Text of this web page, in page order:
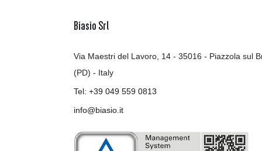
Biasio Srl
Via Maestri del Lavoro, 14 - 35016 - Piazzola sul
(PD) - Italy
Tel: +39 049 559 0813
info@biasio.it